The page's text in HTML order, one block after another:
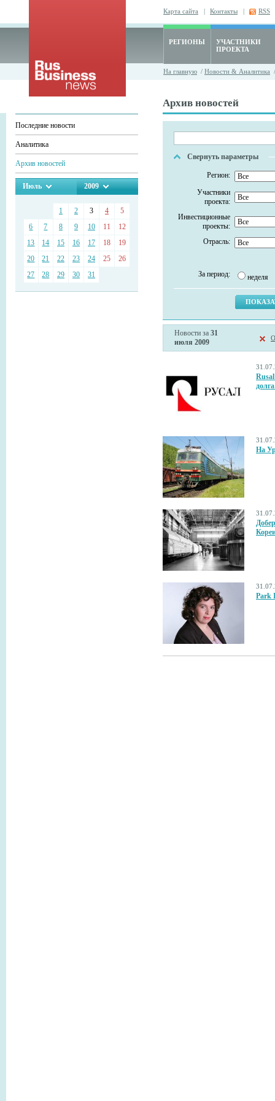
Карта сайта | Контакты | RSS
РЕГИОНЫ
УЧАСТНИКИ
ПРОЕКТА
На главную / Новости & Аналитика
Последние новости
Аналитика
Архив новостей
Июль 2009
1 2 3 4
5
6
7 8 9 10 11
12
13
14 15 16 17 18
19
20
21 22 23 24 25
26
27
28 29 30 31
Архив новостей
Свернуть параметры
Регион:
Участники
проекта:
Инвестиционные
проекты:
Отрасль:
За период: неделя
Новости за 31
июля 2009
На
Park